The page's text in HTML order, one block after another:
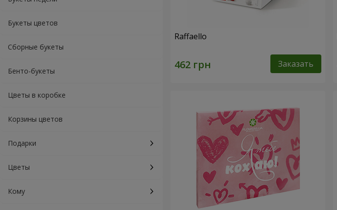
Букеты цветов
Сборные букеты
Бенто-букеты
Цветы в коробке
Корзины цветов
Подарки
Цветы
Кому
Raffaello
Заказать